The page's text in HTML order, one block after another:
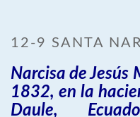
12-9 SANTA
Narcisa de
1832, en la
Daule,